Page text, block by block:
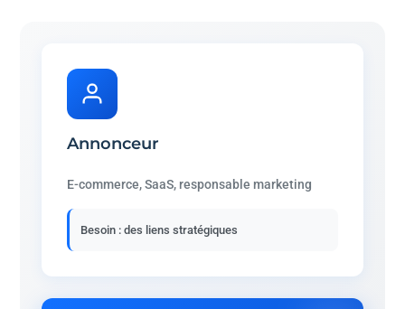
Annonceur
E-commerce, SaaS, responsable marketing
Besoin : des liens stratégiques